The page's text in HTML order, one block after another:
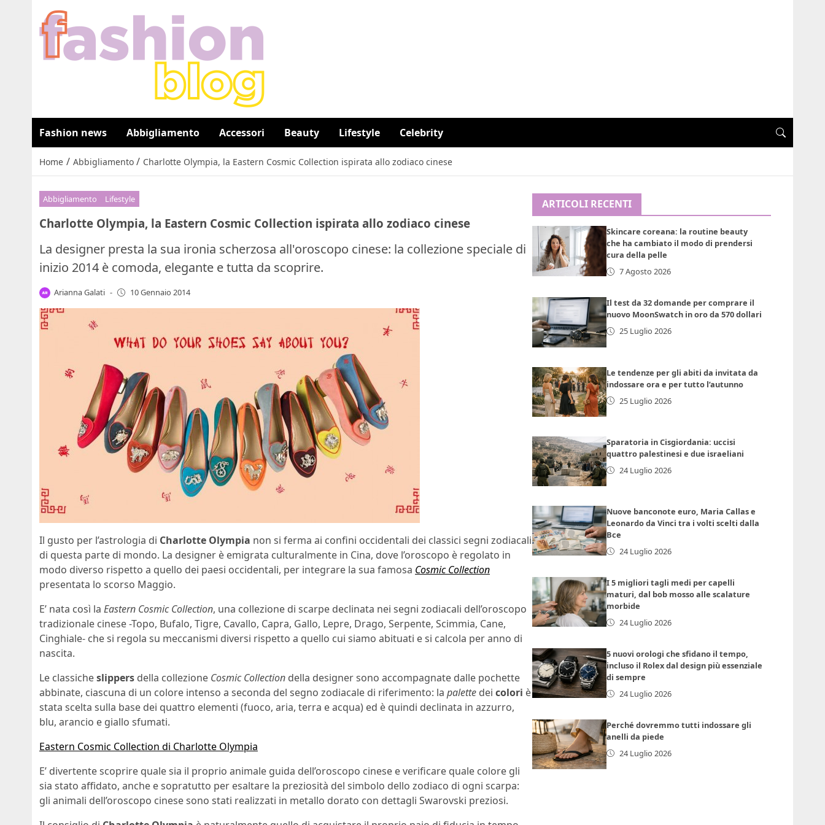
Fashion news Abbigliamento Accessori Beauty Lifestyle Celebrity
Home / Abbigliamento / Charlotte Olympia, la Eastern Cosmic Collection ispirata allo zodiaco cinese
Abbigliamento Lifestyle
Charlotte Olympia, la Eastern Cosmic Collection ispirata allo zodiaco cinese
La designer presta la sua ironia scherzosa all'oroscopo cinese: la collezione speciale di
inizio 2014 è comoda, elegante e tutta da scoprire.
Arianna Galati - 10 Gennaio 2014
Il gusto per l’astrologia di Charlotte Olympia non si ferma ai confini occidentali dei classici segni zodiacali
di questa parte di mondo. La designer è emigrata culturalmente in Cina, dove l’oroscopo è regolato in
modo diverso rispetto a quello dei paesi occidentali, per integrare la sua famosa Cosmic Collection
presentata lo scorso Maggio.
E’ nata così la Eastern Cosmic Collection, una collezione di scarpe declinata nei segni zodiacali dell’oroscopo
tradizionale cinese -Topo, Bufalo, Tigre, Cavallo, Capra, Gallo, Lepre, Drago, Serpente, Scimmia, Cane,
Cinghiale- che si regola su meccanismi diversi rispetto a quello cui siamo abituati e si calcola per anno di
nascita.
Le classicheslippers della collezione Cosmic Collection della designer sono accompagnate dalle pochette
abbinate, ciascuna di un colore intenso a seconda del segno zodiacale di riferimento: la palette dei colori è
stata scelta sulla base dei quattro elementi (fuoco, aria, terra e acqua) ed è quindi declinata in azzurro,
blu, arancio e giallo sfumati.
Eastern Cosmic Collection di Charlotte Olympia
E’ divertente scoprire quale sia il proprio animale guida dell’oroscopo cinese e verificare quale colore gli
sia stato affidato, anche e sopratutto per esaltare la preziosità del simbolo dello zodiaco di ogni scarpa:
gli animali dell’oroscopo cinese sono stati realizzati in metallo dorato con dettagli Swarovski preziosi.
ARTICOLI RECENTI
Skincare coreana: la routine beauty
che ha cambiato il modo di prendersi
cura della pelle
7 Agosto 2026
Il test da 32 domande per comprare il
nuovo MoonSwatch in oro da 570 dollari
25 Luglio 2026
Le tendenze per gli abiti da invitata da
indossare ora e per tutto l’autunno
25 Luglio 2026
Sparatoria in Cisgiordania: uccisi
quattro palestinesi e due israeliani
24 Luglio 2026
Nuove banconote euro, Maria Callas e
Leonardo da Vinci tra i volti scelti dalla
Bce
24 Luglio 2026
I 5 migliori tagli medi per capelli
maturi, dal bob mosso alle scalature
morbide
24 Luglio 2026
5 nuovi orologi che sfidano il tempo,
incluso il Rolex dal design più essenziale
di sempre
24 Luglio 2026
Perché dovremmo tutti indossare gli
anelli da piede
24 Luglio 2026